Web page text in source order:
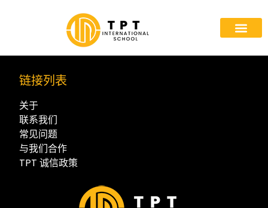
链接列表
关于
联系我们
常见问题
与我们合作
TPT 诚信政策